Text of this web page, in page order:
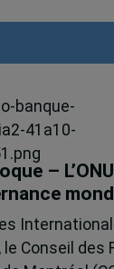
–
le Conseil des